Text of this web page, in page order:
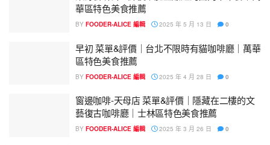
華區特色美食推薦
BY FOODER-ALICE 編輯 2025 年 5 月 13 日 0
早初 菜單&評價｜台北不限時有貓咖啡廳｜萬華
區特色美食推薦
BY FOODER-ALICE 編輯 2025 年 4 月 28 日 0
窗邊咖啡-天母店 菜單&評價｜隱藏在二樓的文
藝復古咖啡廳｜士林區特色美食推薦
BY FOODER-ALICE 編輯 2025 年 3 月 26 日 0